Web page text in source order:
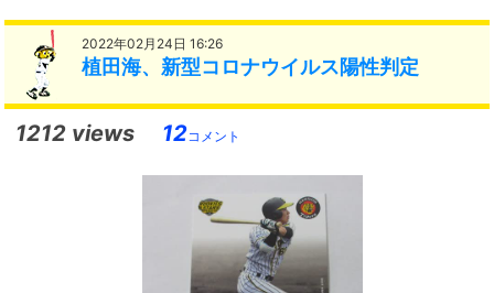
2022年02月24日 16:26
植田海、新型コロナウイルス陽性判定
1212 views 12コメント